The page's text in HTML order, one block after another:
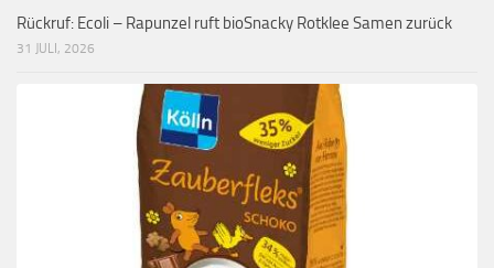
Rückruf: Ecoli – Rapunzel ruft bioSnacky Rotklee Samen zurück
31 JULI, 2026